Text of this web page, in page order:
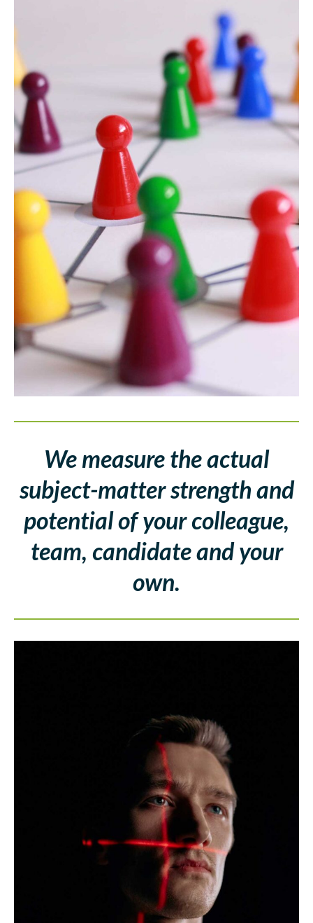
We measure the actual
subject-matter strength and
potential of your colleague,
team, candidate and your
own.